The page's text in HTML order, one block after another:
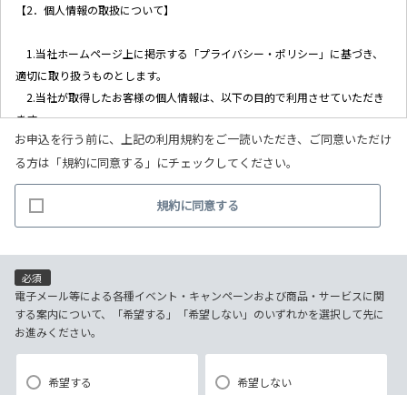
【2．個人情報の取扱について】
1.当社ホームページ上に掲示する「プライバシー・ポリシー」に基づき、
適切に取り扱うものとします。
2.当社が取得したお客様の個人情報は、以下の目的で利用させていただき
ます。
(1)お客様リクエストに対応するにあたって問題が発生した場合の確認・
連絡
(2)お客様から照会があった場合のリクエスト情報の確認
(3)お客様に不利益を与えないために行う、お客様に対する迅速なご連絡
（電子メール、電話、郵送によるご連絡）
(5)商品の企画・開発あるいはお客様満足向上策などの検討のためのお客
様アンケート調査の実施
【3．推奨環境について】
1.当社の推奨するインターネット環境にてお申込みをお願いします。推奨
お申込を行う前に、上記の利用規約をご一読いただき、ご同意いただけ
る方は「規約に同意する」にチェックしてください。
規約に同意する
必須
電子メール等による各種イベント・キャンペーンおよび商品・サービスに関
する案内について、「希望する」「希望しない」のいずれかを選択して先に
お進みください。
希望する 希望しない